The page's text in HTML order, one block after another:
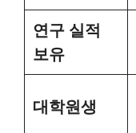
연구 실적
보유
대학원생